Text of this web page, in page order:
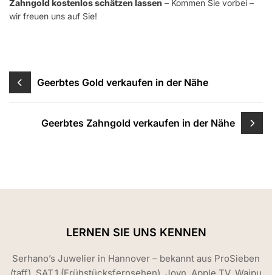
Zahngold kostenlos schätzen lassen – Kommen Sie vorbei –
wir freuen uns auf Sie!
Beitragsnavigation
Geerbtes Gold verkaufen in der Nähe
Geerbtes Zahngold verkaufen in der Nähe
LERNEN SIE UNS KENNEN
Serhano’s Juwelier in Hannover – bekannt aus ProSieben